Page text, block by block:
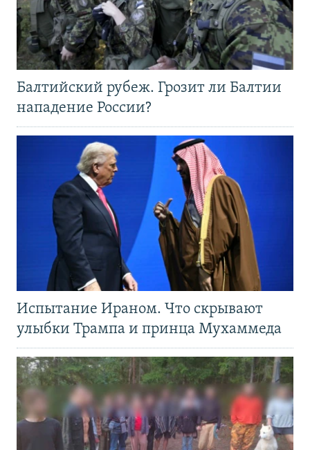
Балтийский рубеж. Грозит ли Балтии
нападение России?
Испытание Ираном. Что скрывают
улыбки Трампа и принца Мухаммеда